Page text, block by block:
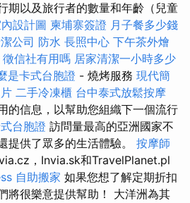
期以及旅行者的數量和年齡（兒童
設計圖 柬埔寨簽證 月子餐多少錢
公司 防水 長照中心 下午茶外燴
徵信社有用嗎 居家清潔一小時多少
是卡式台胞證 - 燒烤服務 現代簡
二手冷凍櫃 台中泰式放鬆按摩
的信息，以幫助您組織下一個流行
台胞證 訪問量最高的亞洲國家不
提供了眾多的生活體驗。 按摩師
，Invia.sk和TravelPlanet.pl
自助搬家 如果您想了解定期折扣
將很樂意提供幫助！ 大洋洲為其